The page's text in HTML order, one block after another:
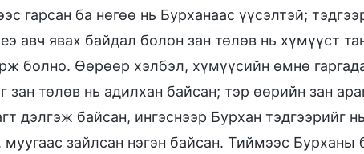
гарсан ба нөгөө нь Бурханаас үүсэлтэй;
авч явах байдал болон зан төлөв нь хүмүүст
болно. Өөрөөр хэлбэл, хүмүүсийн өмнө
зан төлөв нь адилхан байсан; тэр өөрийн зан
дэлгэж байсан, ингэснээр Бурхан тэдгээрийг
зайлсан нэгэн байсан. Тиймээс